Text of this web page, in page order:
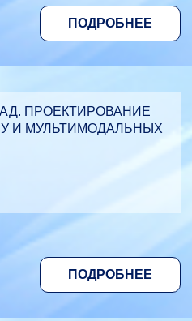
ПОДРОБНЕЕ
ПРОЕКТИРОВАНИЕ
И МУЛЬТИМОДАЛЬНЫХ
ПОДРОБНЕЕ